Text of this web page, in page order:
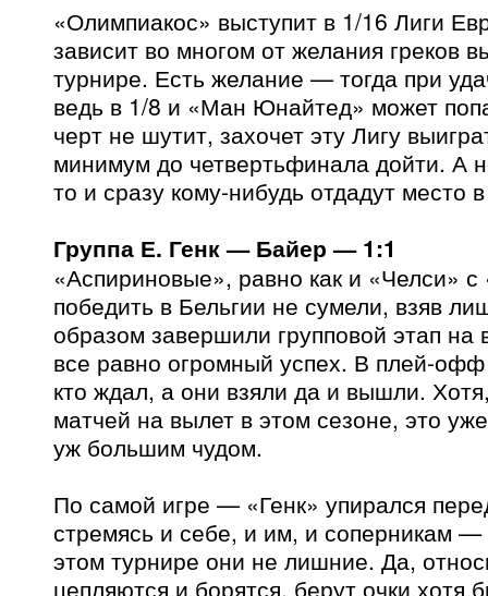
«Олимпиакос» выступит в 1/16 Лиги
зависит во многом от желания греков
турнире. Есть желание — тогда при
ведь в 1/8 и «Ман Юнайтед» может
черт не шутит, захочет эту Лигу
минимум до четвертьфинала дойти. А
то и сразу кому-нибудь отдадут место
Группа Е. Генк — Байер — 1:1
«Аспириновые», равно как и «Челси»
победить в Бельгии не сумели, взяв
образом завершили групповой этап на
все равно огромный успех. В плей-
кто ждал, а они взяли да и вышли.
матчей на вылет в этом сезоне, это
уж большим чудом.
По самой игре — «Генк» упирался
стремясь и себе, и им, и соперникам —
этом турнире они не лишние. Да,
цепляются и борятся, берут очки